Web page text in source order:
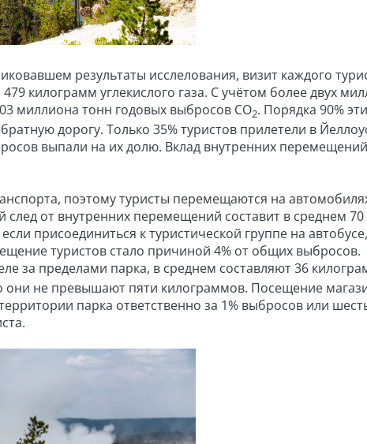
результаты исслелования, визит каждого
килограмм углекислого газа. С учётом более двух
миллиона тонн годовых выбросов CO2. Порядка 90%
дорогу. Только 35% туристов прилетели в
выпали на их долю. Вклад внутренних
поэтому туристы перемещаются на
след от внутренних перемещений составит в среднем 70
присоединиться к туристической группе на
туристов стало причиной 4% от общих выбросов.
за пределами парка, в среднем составляют 36
они не превышают пяти килограммов. Посещение
парка ответственно за 1% выбросов или